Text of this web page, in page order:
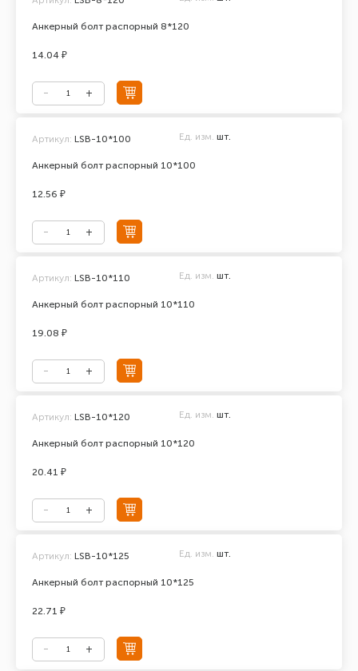
Анкерный болт распорный 8*120
14.04 ₽
Анкерный болт распорный 10*100
Артикул: LSB-10*100 Ед. изм. шт.
12.56 ₽
Анкерный болт распорный 10*110
Артикул: LSB-10*110 Ед. изм. шт.
19.08 ₽
Анкерный болт распорный 10*120
Артикул: LSB-10*120 Ед. изм. шт.
20.41 ₽
Анкерный болт распорный 10*125
Артикул: LSB-10*125 Ед. изм. шт.
22.71 ₽